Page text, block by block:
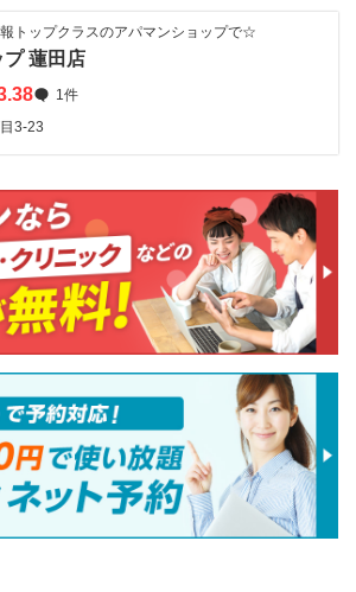
トップクラスのアパマンショップで☆
プ 蓮田店
1件
3-23